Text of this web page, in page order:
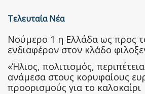
Τελευταία Νέα
Nούμερο 1 η Ελλάδα ως προς
ενδιαφέρον στον κλάδο
«Ήλιος, πολιτισμός,
ανάμεσα στους κορυφαίους
προορισμούς για το καλοκαίρι